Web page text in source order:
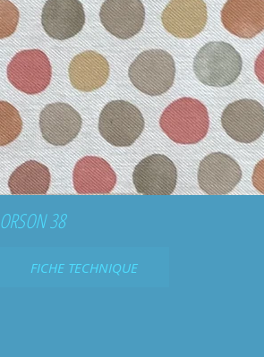
ORSON 38
FICHE TECHNIQUE